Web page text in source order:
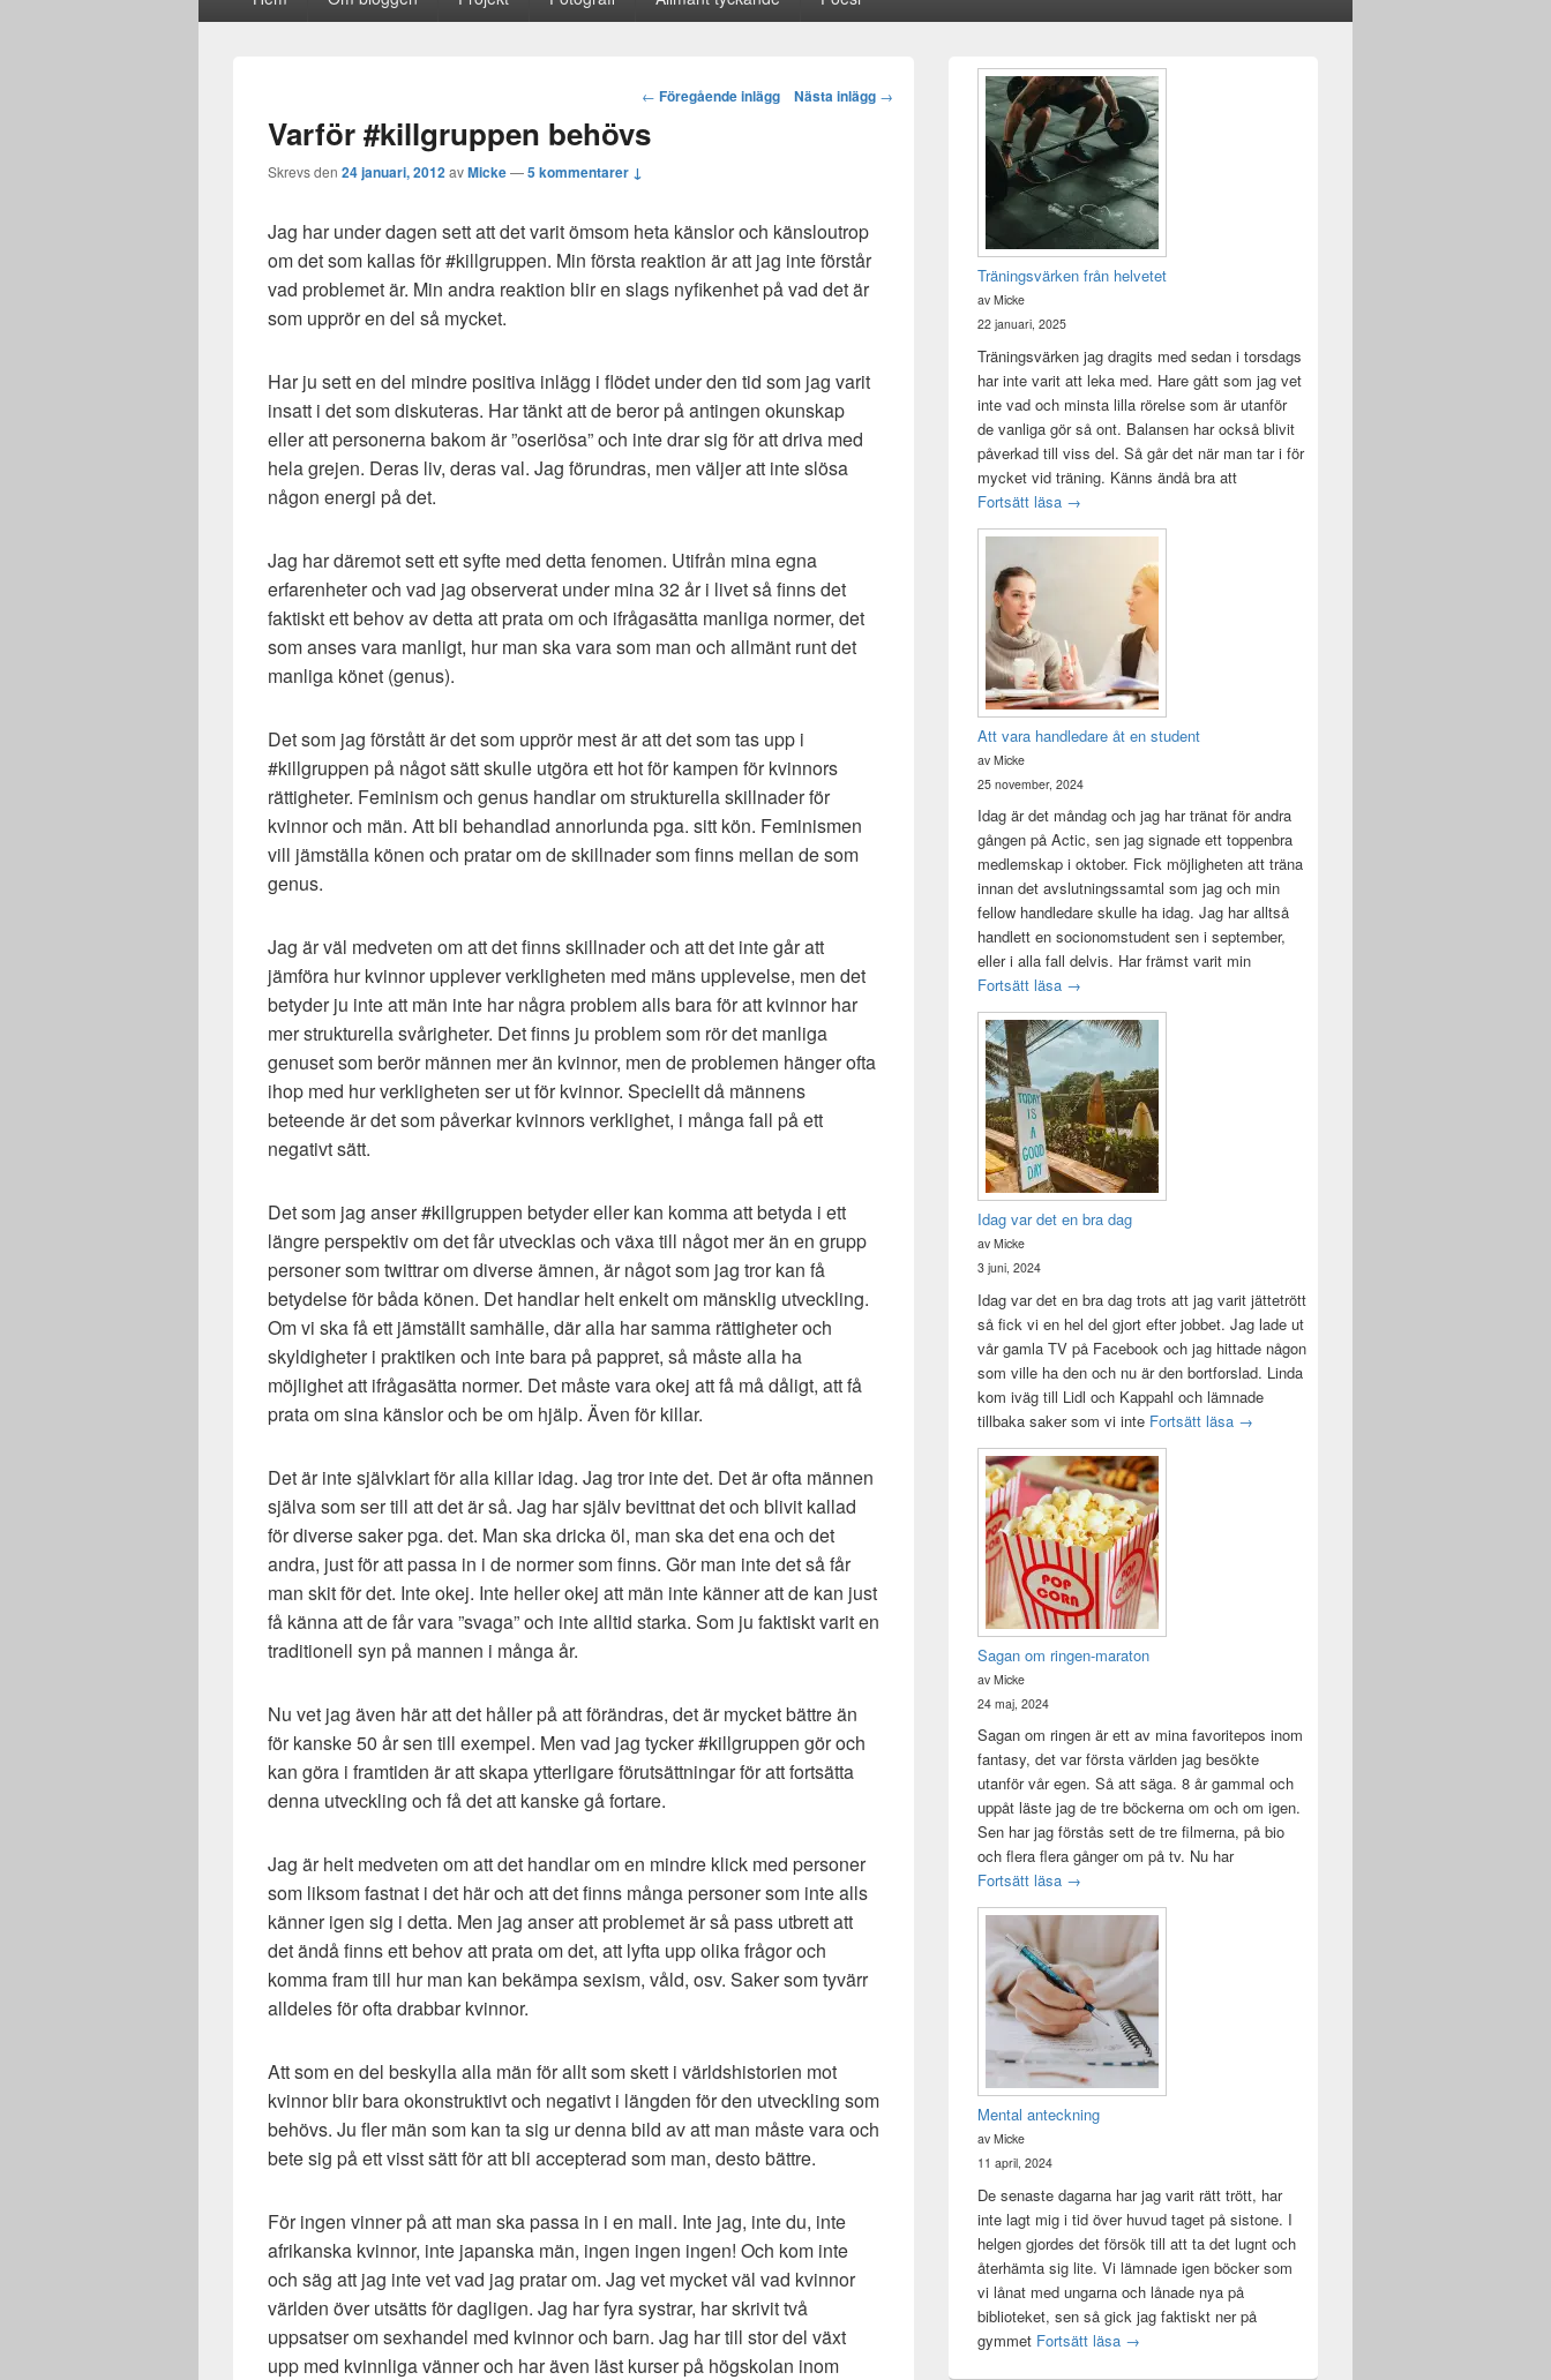
Post
← Föregående inlägg Nästa inlägg →
Varför #killgruppen behövs
Skrevs den 24 januari, 2012avMicke—5 kommentarer ↓
Jag har under dagen sett att det varit ömsom heta känslor och känsloutrop
om det som kallas för #killgruppen. Min första reaktion är att jag inte förstår
vad problemet är. Min andra reaktion blir en slags nyfikenhet på vad det är
som upprör en del så mycket.
Har ju sett en del mindre positiva inlägg i flödet under den tid som jag varit
insatt i det som diskuteras. Har tänkt att de beror på antingen okunskap
eller att personerna bakom är ”oseriösa” och inte drar sig för att driva med
hela grejen. Deras liv, deras val. Jag förundras, men väljer att inte slösa
någon energi på det.
Jag har däremot sett ett syfte med detta fenomen. Utifrån mina egna
erfarenheter och vad jag observerat under mina 32 år i livet så finns det
faktiskt ett behov av detta att prata om och ifrågasätta manliga normer, det
som anses vara manligt, hur man ska vara som man och allmänt runt det
manliga könet (genus).
Det som jag förstått är det som upprör mest är att det som tas upp i
#killgruppen på något sätt skulle utgöra ett hot för kampen för kvinnors
rättigheter. Feminism och genus handlar om strukturella skillnader för
kvinnor och män. Att bli behandlad annorlunda pga. sitt kön. Feminismen
vill jämställa könen och pratar om de skillnader som finns mellan de som
genus.
Jag är väl medveten om att det finns skillnader och att det inte går att
jämföra hur kvinnor upplever verkligheten med mäns upplevelse, men det
betyder ju inte att män inte har några problem alls bara för att kvinnor har
mer strukturella svårigheter. Det finns ju problem som rör det manliga
genuset som berör männen mer än kvinnor, men de problemen hänger ofta
ihop med hur verkligheten ser ut för kvinnor. Speciellt då männens
beteende är det som påverkar kvinnors verklighet, i många fall på ett
negativt sätt.
Det som jag anser #killgruppen betyder eller kan komma att betyda i ett
längre perspektiv om det får utvecklas och växa till något mer än en grupp
personer som twittrar om diverse ämnen, är något som jag tror kan få
betydelse för båda könen. Det handlar helt enkelt om mänsklig utveckling.
Om vi ska få ett jämställt samhälle, där alla har samma rättigheter och
skyldigheter i praktiken och inte bara på pappret, så måste alla ha
möjlighet att ifrågasätta normer. Det måste vara okej att få må dåligt, att få
prata om sina känslor och be om hjälp. Även för killar.
Det är inte självklart för alla killar idag. Jag tror inte det. Det är ofta männen
själva som ser till att det är så. Jag har själv bevittnat det och blivit kallad
för diverse saker pga. det. Man ska dricka öl, man ska det ena och det
andra, just för att passa in i de normer som finns. Gör man inte det så får
man skit för det. Inte okej. Inte heller okej att män inte känner att de kan just
få känna att de får vara ”svaga” och inte alltid starka. Som ju faktiskt varit en
traditionell syn på mannen i många år.
Nu vet jag även här att det håller på att förändras, det är mycket bättre än
för kanske 50 år sen till exempel. Men vad jag tycker #killgruppen gör och
kan göra i framtiden är att skapa ytterligare förutsättningar för att fortsätta
denna utveckling och få det att kanske gå fortare.
Jag är helt medveten om att det handlar om en mindre klick med personer
som liksom fastnat i det här och att det finns många personer som inte alls
känner igen sig i detta. Men jag anser att problemet är så pass utbrett att
det ändå finns ett behov att prata om det, att lyfta upp olika frågor och
komma fram till hur man kan bekämpa sexism, våld, osv. Saker som tyvärr
alldeles för ofta drabbar kvinnor.
Att som en del beskylla alla män för allt som skett i världshistorien mot
kvinnor blir bara okonstruktivt och negativt i längden för den utveckling som
behövs. Ju fler män som kan ta sig ur denna bild av att man måste vara och
bete sig på ett visst sätt för att bli accepterad som man, desto bättre.
För ingen vinner på att man ska passa in i en mall. Inte jag, inte du, inte
afrikanska kvinnor, inte japanska män, ingen ingen ingen! Och kom inte
och säg att jag inte vet vad jag pratar om. Jag vet mycket väl vad kvinnor
världen över utsätts för dagligen. Jag har fyra systrar, har skrivit två
uppsatser om sexhandel med kvinnor och barn. Jag har till stor del växt
upp med kvinnliga vänner och har även läst kurser på högskolan inom
Primära
sidofältet
Widget
område
Träningsvärken från helvetet
av Micke
22 januari, 2025
Träningsvärken jag dragits med sedan i torsdags
har inte varit att leka med. Hare gått som jag vet
inte vad och minsta lilla rörelse som är utanför
de vanliga gör så ont. Balansen har också blivit
påverkad till viss del. Så går det när man tar i för
mycket vid träning. Känns ändå bra att
Fortsätt läsa Träningsvärken från helvetet
→
Att vara handledare åt en student
av Micke
25 november, 2024
Idag är det måndag och jag har tränat för andra
gången på Actic, sen jag signade ett toppenbra
medlemskap i oktober. Fick möjligheten att träna
innan det avslutningssamtal som jag och min
fellow handledare skulle ha idag. Jag har alltså
handlett en socionomstudent sen i september,
eller i alla fall delvis. Har främst varit min
Fortsätt läsa Att vara handledare åt en student
→
Idag var det en bra dag
av Micke
3 juni, 2024
Idag var det en bra dag trots att jag varit jättetrött
så fick vi en hel del gjort efter jobbet. Jag lade ut
vår gamla TV på Facebook och jag hittade någon
som ville ha den och nu är den bortforslad. Linda
kom iväg till Lidl och Kappahl och lämnade
tillbaka saker som vi inte Fortsätt läsa Idag var det en bra dag
→
Sagan om ringen-maraton
av Micke
24 maj, 2024
Sagan om ringen är ett av mina favoritepos inom
fantasy, det var första världen jag besökte
utanför vår egen. Så att säga. 8 år gammal och
uppåt läste jag de tre böckerna om och om igen.
Sen har jag förstås sett de tre filmerna, på bio
och flera flera gånger om på tv. Nu har
Fortsätt läsa Sagan om ringen-maraton
→
Mental anteckning
av Micke
11 april, 2024
De senaste dagarna har jag varit rätt trött, har
inte lagt mig i tid över huvud taget på sistone. I
helgen gjordes det försök till att ta det lugnt och
återhämta sig lite. Vi lämnade igen böcker som
vi lånat med ungarna och lånade nya på
biblioteket, sen så gick jag faktiskt ner på
gymmet Fortsätt läsa Mental anteckning
→